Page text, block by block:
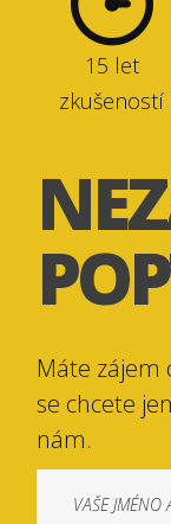
15 let
zkušeností
Máte zájem
se chcete
nám.